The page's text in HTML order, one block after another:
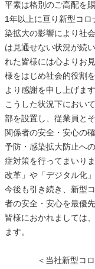
平素は格別のご高配を
1年以上に亘り新型コ
染拡大の影響により社
は見通せない状況が続
れた皆様には心よりお
様をはじめ社会的役割
より感謝を申し上げます
こうした状況下におい
部を設置し、従業員と
関係者の安全・安心の
予防・感染拡大防止へ
症対策を行ってまいり
改革」や「デジタル化
今後も引き続き、新型
者の安全・安心を最優
皆様におかれましては
ます。
＜当社新型コ